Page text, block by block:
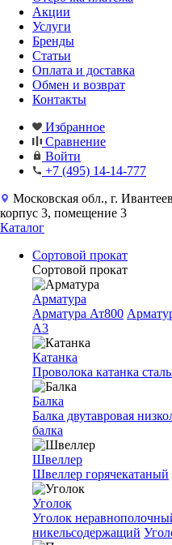
Акции
Услуги
Бренды
Статьи
Оплата и доставка
Обмен и возврат
Контакты
Избранное
Сравнение
Войти
+7 (495) 14-14-777
Московская обл., г.
корпус 3, помещение 3
Каталог
Сортовой прокат
Сортовой прокат
Арматура
Арматура Ат800
A3
Катанка
Проволока катанка
Балка
Балка двутавровая
балка
Швеллер
Швеллер горячекатаный
Уголок
Уголок
никельсодержащий